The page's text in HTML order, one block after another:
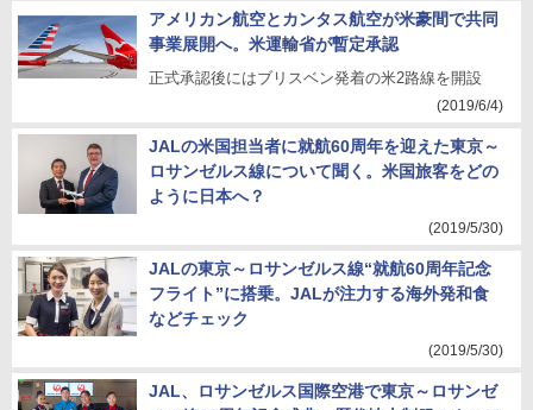
アメリカン航空とカンタス航空が米豪間で共同
事業展開へ。米運輸省が暫定承認
正式承認後にはブリスベン発着の米2路線を開設
(2019/6/4)
JALの米国担当者に就航60周年を迎えた東京～
ロサンゼルス線について聞く。米国旅客をどの
ように日本へ？
(2019/5/30)
JALの東京～ロサンゼルス線“就航60周年記念
フライト”に搭乗。JALが注力する海外発和食
などチェック
(2019/5/30)
JAL、ロサンゼルス国際空港で東京～ロサンゼ